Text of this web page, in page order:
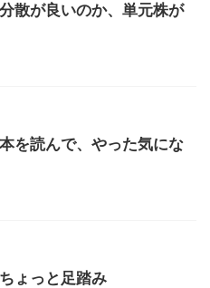
散が良いのか、単元株が
を読んで、やった気にな
ょっと足踏み